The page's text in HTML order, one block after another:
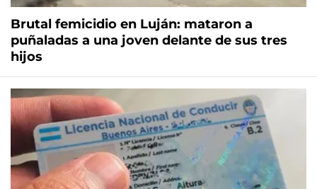
Brutal femicidio en Luján: mataron a
puñaladas a una joven delante de sus tres
hijos